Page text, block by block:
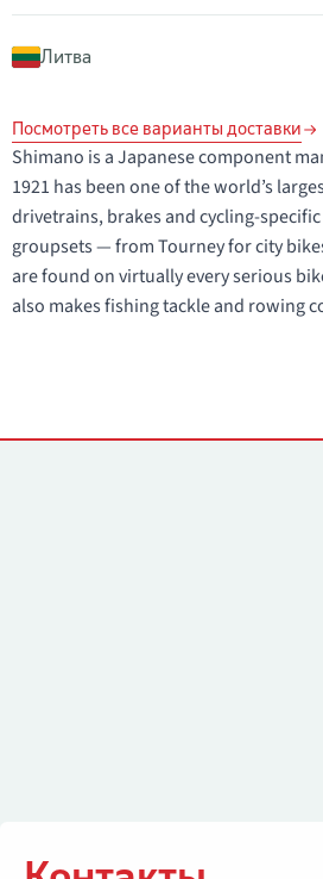
Литва
Посмотреть все варианты доставки
Shimano is a Japanese component
1921 has been one of the world’s
drivetrains, brakes and cycling-
groupsets — from Tourney for city
are found on virtually every serious
also makes fishing tackle and rowing